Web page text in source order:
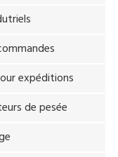
expéditions
de pesée